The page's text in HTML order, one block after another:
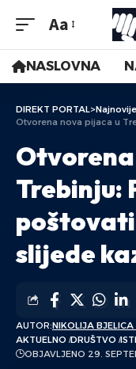
Aa
NASLOVNA
DIREKT PORTAL>Najnovije
Otvorena nova pijaca u
Trebinju:
slijede
AUTOR:NIKOLIJA BJELICA
AKTUELNO DRUŠTVO
OBJAVLJENO 29.